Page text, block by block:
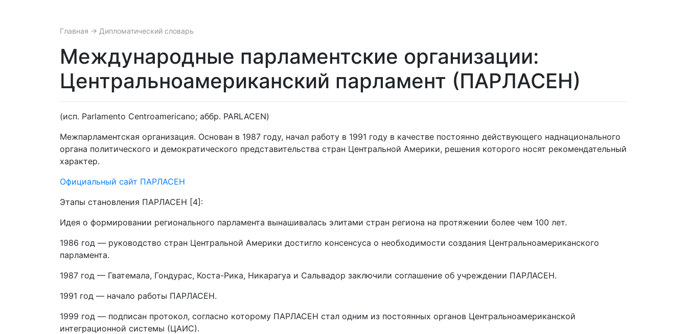
Главная → Дипломатический словарь
Международные парламентские организации:
Центральноамериканский парламент (ПАРЛАСЕН)
(исп. Parlamento Centroamericano; аббр. PARLACEN)
Межпарламентская организация. Основан в 1987 году, начал работу в 1991 году в качестве постоянно действующего наднационального
органа политического и демократического представительства стран Центральной Америки, решения которого носят рекомендательный
характер.
Официальный сайт ПАРЛАСЕН
Этапы становления ПАРЛАСЕН [4]:
Идея о формировании регионального парламента вынашивалась элитами стран региона на протяжении более чем 100 лет.
1986 год — руководство стран Центральной Америки достигло консенсуса о необходимости создания Центральноамериканского
парламента.
1987 год — Гватемала, Гондурас, Коста-Рика, Никарагуа и Сальвадор заключили соглашение об учреждении ПАРЛАСЕН.
1991 год — начало работы ПАРЛАСЕН.
1999 год — подписан протокол, согласно которому ПАРЛАСЕН стал одним из постоянных органов Центральноамериканской
интеграционной системы (ЦАИС).